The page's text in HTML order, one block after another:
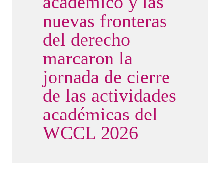
nuevas fronteras
del derecho
marcaron la
jornada de cierre
de las actividades
académicas del
WCCL 2026